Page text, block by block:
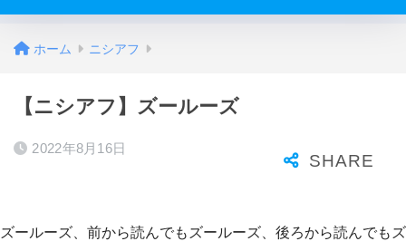
ホーム ニシアフ
【ニシアフ】ズールーズ
2022年8月16日
ズールーズ、前から読んでもズールーズ、後ろから読んでもズ